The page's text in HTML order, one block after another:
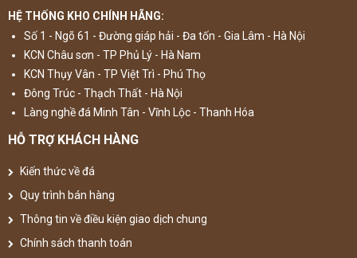
HỆ THỐNG KHO CHÍNH HÃNG:
Số 1 - Ngõ 61 - Đường giáp hải - Đa tốn - Gia Lâm - Hà Nội
KCN Châu sơn - TP Phủ Lý - Hà Nam
KCN Thụy Vân - TP Việt Trì - Phú Thọ
Đông Trúc - Thạch Thất - Hà Nội
Làng nghề đá Minh Tân - Vĩnh Lộc - Thanh Hóa
HỖ TRỢ KHÁCH HÀNG
Kiến thức về đá
Quy trình bán hàng
Thông tin về điều kiện giao dịch chung
Chính sách thanh toán